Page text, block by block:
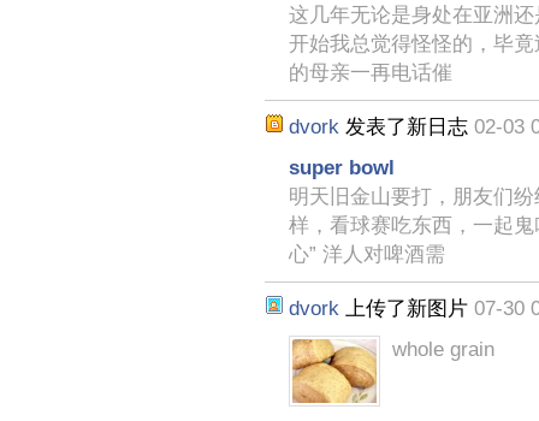
这几年无论是身处在亚洲
开始我总觉得怪怪的，毕
的母亲一再电话催
dvork 发表了新日志 02-03
super bowl
明天旧金山要打，朋友们
样，看球赛吃东西，一起
心” 洋人对啤酒需
dvork 上传了新图片 07-30
whole grain